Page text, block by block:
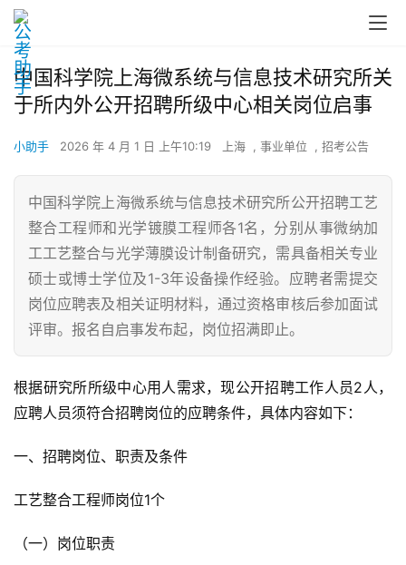
中国科学院上海微系统与信息技术研究所关
于所内外公开招聘所级中心相关岗位启事
小助手 2026 年 4 月 1 日 上午10:19 上海 , 事业单位 , 招考公告
中国科学院上海微系统与信息技术研究所公开招聘工艺
整合工程师和光学镀膜工程师各1名，分别从事微纳加
工工艺整合与光学薄膜设计制备研究，需具备相关专业
硕士或博士学位及1-3年设备操作经验。应聘者需提交
岗位应聘表及相关证明材料，通过资格审核后参加面试
评审。报名自启事发布起，岗位招满即止。
根据研究所所级中心用人需求，现公开招聘工作人员2人，
应聘人员须符合招聘岗位的应聘条件，具体内容如下：
一、招聘岗位、职责及条件
工艺整合工程师岗位1个
（一）岗位职责